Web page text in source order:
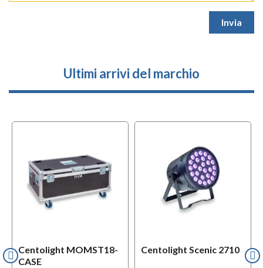
Ultimi arrivi del marchio
Centolight MOMST18-
CASE
Centolight Scenic 2710